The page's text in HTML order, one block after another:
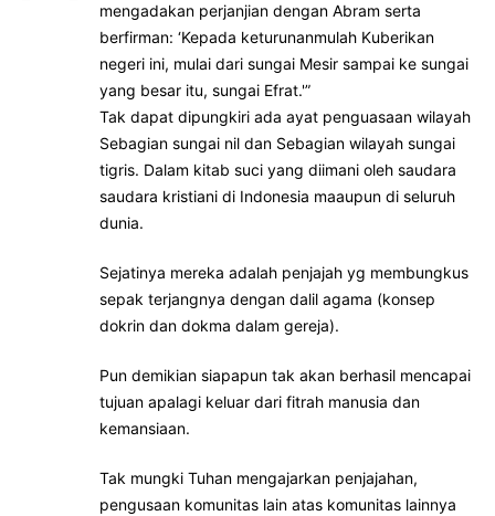
mengadakan perjanjian dengan Abram serta
berfirman: ‘Kepada keturunanmulah Kuberikan
negeri ini, mulai dari sungai Mesir sampai ke sungai
yang besar itu, sungai Efrat.'”
Tak dapat dipungkiri ada ayat penguasaan wilayah
Sebagian sungai nil dan Sebagian wilayah sungai
tigris. Dalam kitab suci yang diimani oleh saudara
saudara kristiani di Indonesia maaupun di seluruh
dunia.
Sejatinya mereka adalah penjajah yg membungkus
sepak terjangnya dengan dalil agama (konsep
dokrin dan dokma dalam gereja).
Pun demikian siapapun tak akan berhasil mencapai
tujuan apalagi keluar dari fitrah manusia dan
kemansiaan.
Tak mungki Tuhan mengajarkan penjajahan,
pengusaan komunitas lain atas komunitas lainnya